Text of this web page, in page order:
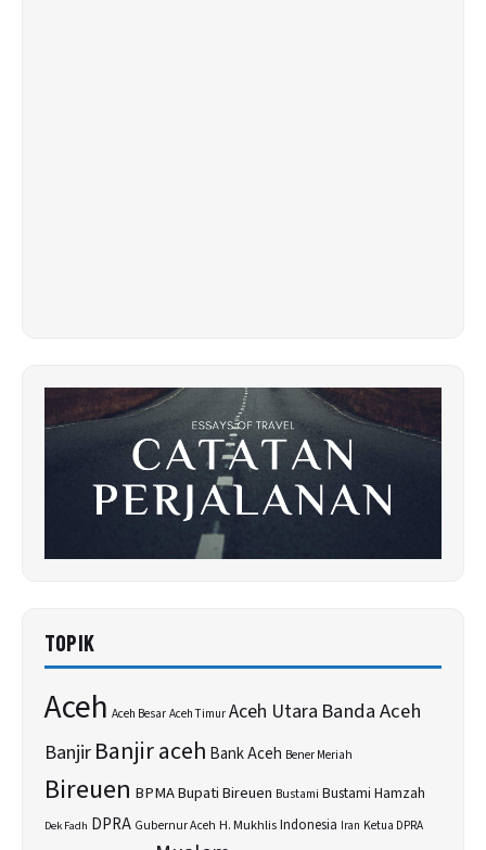
TOPIK
Aceh Aceh Besar Aceh Timur Aceh Utara Banda Aceh
BanjirBanjir aceh Bank Aceh Bener Meriah
Bireuen BPMABupati Bireuen Bustami Bustami Hamzah
Dek Fadh DPRA Gubernur Aceh H. MukhlisIndonesia Iran Ketua DPRA